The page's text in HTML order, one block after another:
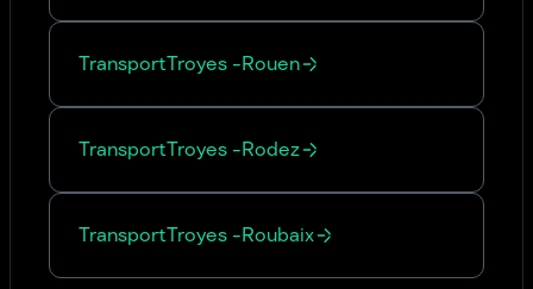
TransportTroyes -Rouen
TransportTroyes -Rodez
TransportTroyes -Roubaix